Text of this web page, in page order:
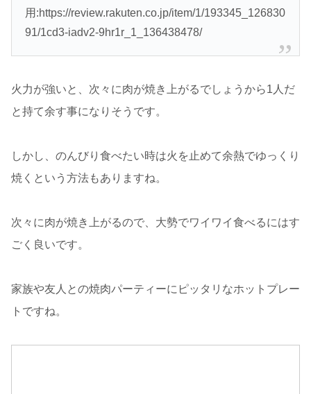
用:https://review.rakuten.co.jp/item/1/193345_126830
91/1cd3-iadv2-9hr1r_1_136438478/
火力が強いと、次々に肉が焼き上がるでしょうから1人だ
と持て余す事になりそうです。
しかし、のんびり食べたい時は火を止めて余熱でゆっくり
焼くという方法もありますね。
次々に肉が焼き上がるので、大勢でワイワイ食べるにはす
ごく良いです。
家族や友人との焼肉パーティーにピッタリなホットプレー
トですね。